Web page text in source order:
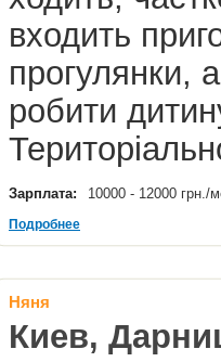
входить
прогулянки,
робити
Зарплата: 10000 - 12000 грн./
Подробнее
Няня
Киев,